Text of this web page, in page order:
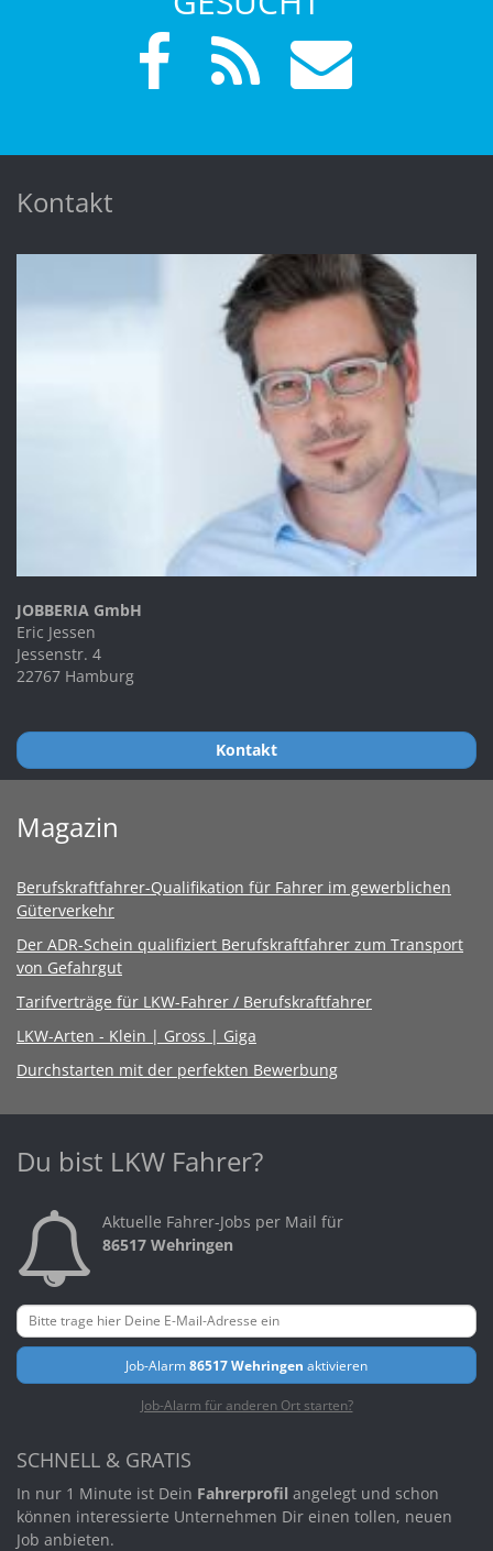
Kontakt
JOBBERIA GmbH
Eric Jessen
Jessenstr. 4
22767 Hamburg
Kontakt
Magazin
Berufskraftfahrer-Qualifikation für Fahrer im gewerblichen
Güterverkehr
Der ADR-Schein qualifiziert Berufskraftfahrer zum Transport
von Gefahrgut
Tarifverträge für LKW-Fahrer / Berufskraftfahrer
LKW-Arten - Klein | Gross | Giga
Durchstarten mit der perfekten Bewerbung
Du bist LKW Fahrer?
Aktuelle Fahrer-Jobs per Mail für
86517 Wehringen
Job-Alarm86517 Wehringen aktivieren
Job-Alarm für anderen Ort starten?
SCHNELL & GRATIS
In nur 1 Minute ist Dein Fahrerprofil angelegt und schon
können interessierte Unternehmen Dir einen tollen, neuen
Job anbieten.